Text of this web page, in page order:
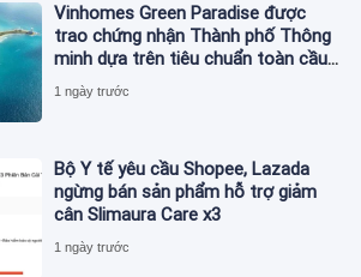
Vinhomes Green Paradise được
trao chứng nhận Thành phố Thông
minh dựa trên tiêu chuẩn toàn cầu
ISO 37122
1 ngày trước
Bộ Y tế yêu cầu Shopee, Lazada
ngừng bán sản phẩm hỗ trợ giảm
cân Slimaura Care x3
1 ngày trước